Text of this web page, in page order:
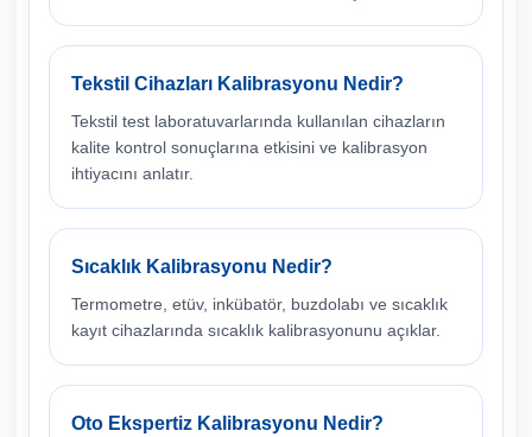
Tekstil Cihazları Kalibrasyonu Nedir?
Tekstil test laboratuvarlarında kullanılan cihazların
kalite kontrol sonuçlarına etkisini ve kalibrasyon
ihtiyacını anlatır.
Sıcaklık Kalibrasyonu Nedir?
Termometre, etüv, inkübatör, buzdolabı ve sıcaklık
kayıt cihazlarında sıcaklık kalibrasyonunu açıklar.
Oto Ekspertiz Kalibrasyonu Nedir?